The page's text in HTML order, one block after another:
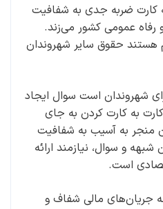
کارت ضربه جدی به شفافیت
رفاه عمومی کشور می‌زند.
هستند حقوق سایر شهروندان
شهروندان است سوال ایجاد
به کارت کردن به جای
منجر به آسیب به شفافیت
و سوال، نیازمند ارائه
است.
جریان‌های مالی شفاف و